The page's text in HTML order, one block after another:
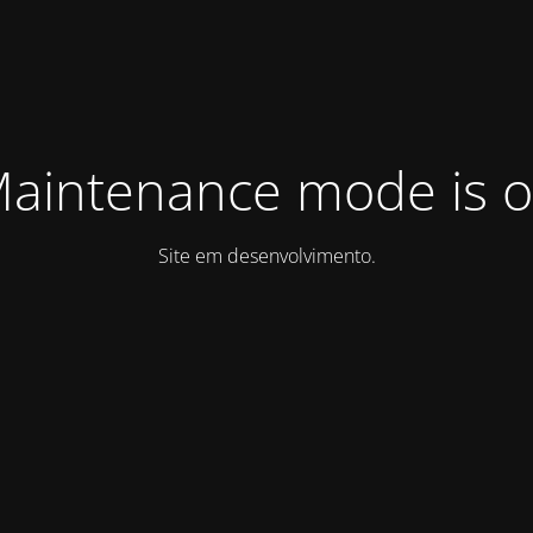
mode is
Site em desenvolvimento.